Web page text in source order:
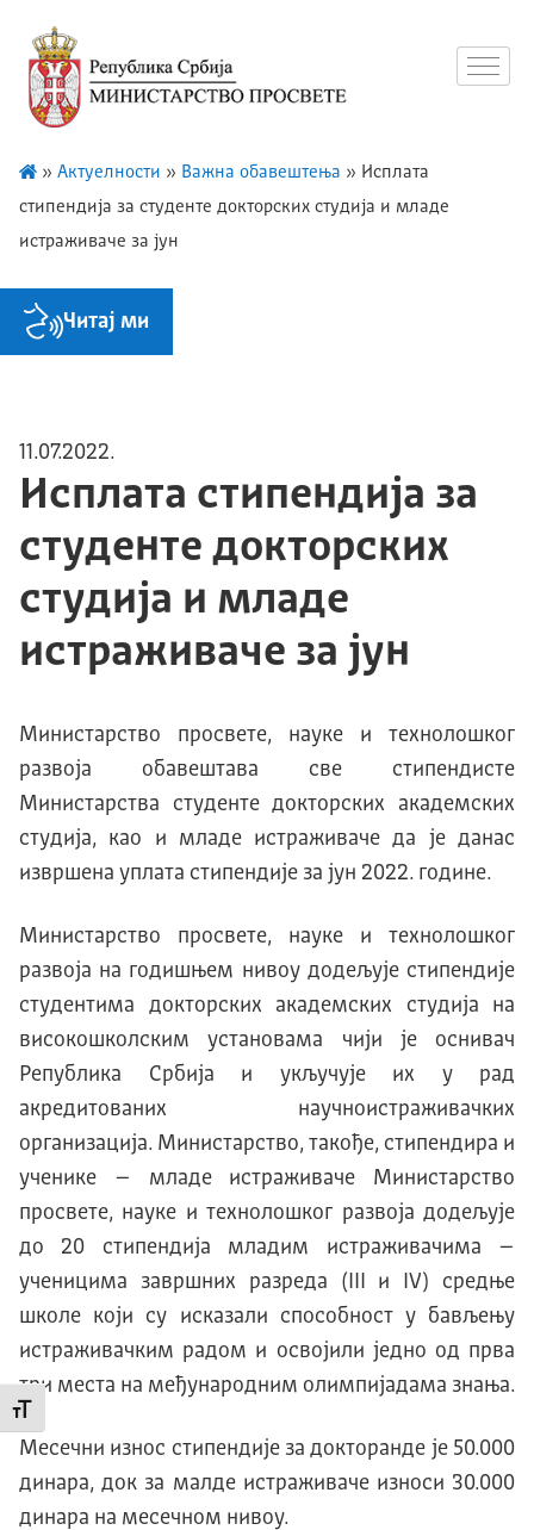
Промени величину слова
» Актуелности » Важна обавештења » Исплата
стипендија за студенте докторских студија и младе
истраживаче за јун
Читај ми
11.07.2022.
Исплата стипендија за
студенте докторских
студија и младе
истраживаче за јун
Министарство просвете, науке и технолошког
развоја обавештава све стипендисте
Министарства студенте докторских академских
студија, као и младе истраживаче да је данас
извршена уплата стипендије за јун 2022. године.
Министарство просвете, науке и технолошког
развоја на годишњем нивоу додељује стипендије
студентима докторских академских студија на
високошколским установама чији је оснивач
Република Србија и укључује их у рад
акредитованих научноистраживачких
организација. Министарство, такође, стипендира и
ученике – младе истраживаче Министарство
просвете, науке и технолошког развоја додељује
до 20 стипендија младим истраживачима –
ученицима завршних разреда (III и IV) средње
школе који су исказали способност у бављењу
истраживачким радом и освојили једно од прва
три места на међународним олимпијадама знања.
Месечни износ стипендије за докторанде је 50.000
динара, док за малде истраживаче износи 30.000
динара на месечном нивоу.